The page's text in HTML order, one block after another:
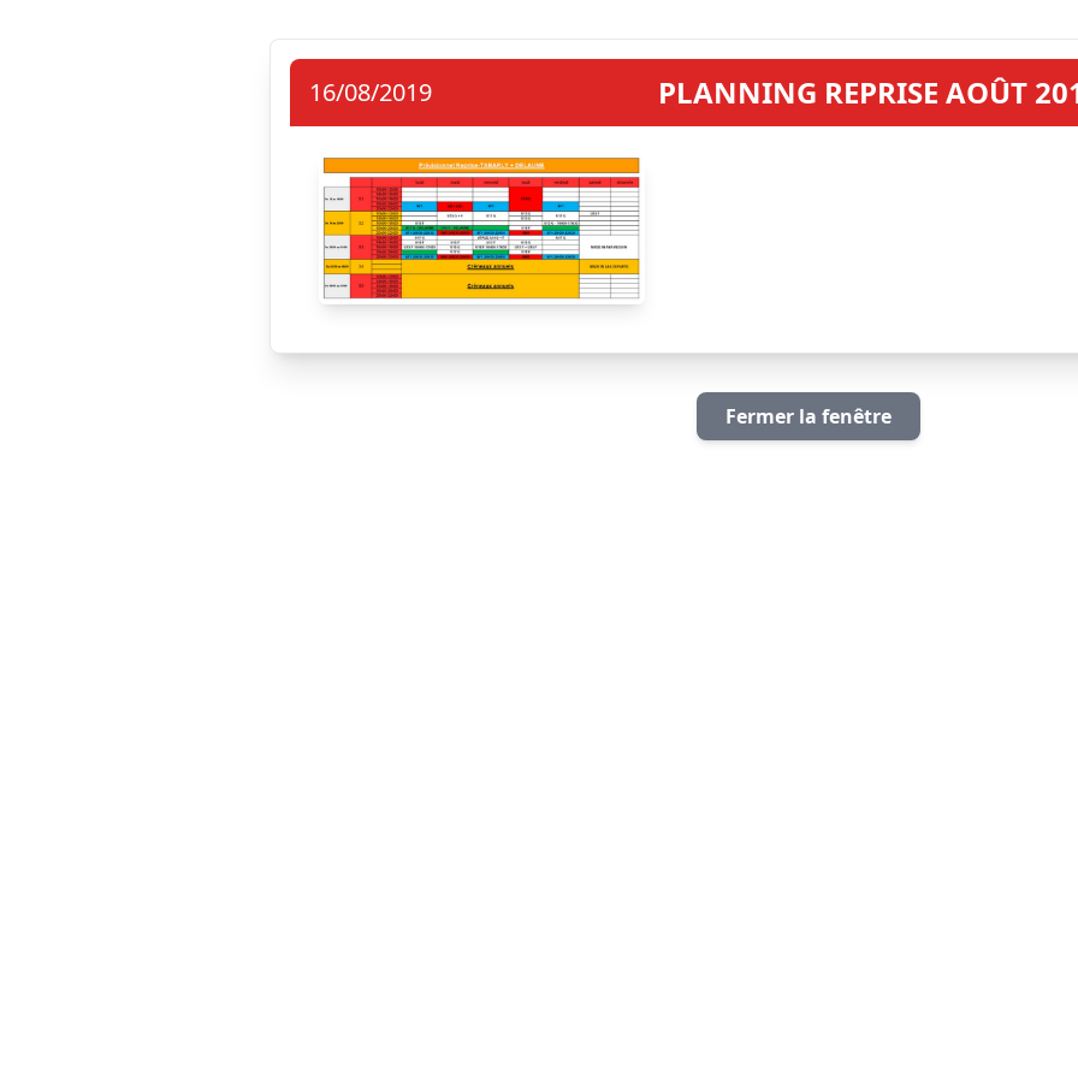
16/08/2019 PLANNING REPRISE AOÛT
Fermer la fenêtre